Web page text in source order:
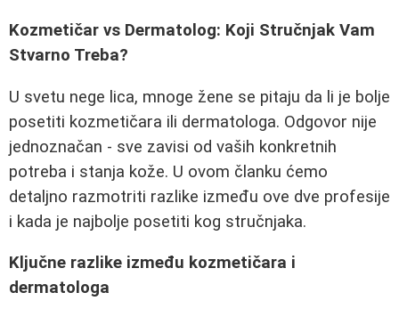
Kozmetičar vs Dermatolog: Koji Stručnjak Vam
Stvarno Treba?
U svetu nege lica, mnoge žene se pitaju da li je bolje
posetiti kozmetičara ili dermatologa. Odgovor nije
jednoznačan - sve zavisi od vaših konkretnih
potreba i stanja kože. U ovom članku ćemo
detaljno razmotriti razlike između ove dve profesije
i kada je najbolje posetiti kog stručnjaka.
Ključne razlike između kozmetičara i
dermatologa